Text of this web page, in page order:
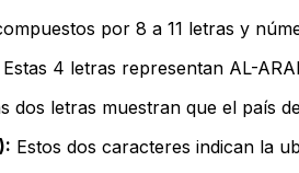
por 8 a 11 letras y
Estas 4 letras representan AL-
dos letras muestran que el país
Estos dos caracteres indican la